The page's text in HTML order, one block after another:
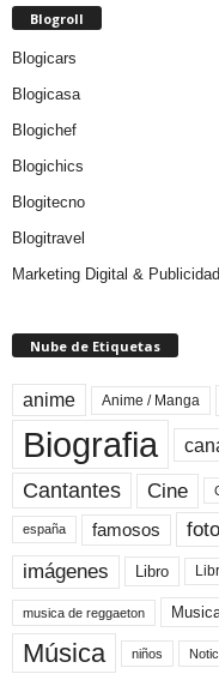
Blogroll
Blogicars
Blogicasa
Blogichef
Blogichics
Blogitecno
Blogitravel
Marketing Digital &
Nube de Etiquetas
anime Anime / Manga
Biografia
Cantantes Cine
españa famosos
imágenes Libro
musica de reggaeton
Música niños